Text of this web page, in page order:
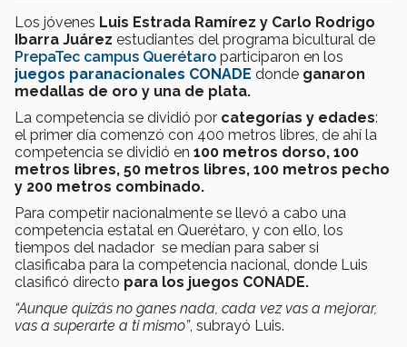
Los jóvenes Luis Estrada Ramírez y Carlo Rodrigo
Ibarra Juárez estudiantes del programa bicultural de
PrepaTec campus Querétaro participaron en los
juegos paranacionales CONADE donde ganaron
medallas de oro y una de plata.
La competencia se dividió por categorías y edades:
el primer día comenzó con 400 metros libres, de ahí la
competencia se dividió en 100 metros dorso, 100
metros libres, 50 metros libres, 100 metros pecho
y 200 metros combinado.
Para competir nacionalmente se llevó a cabo una
competencia estatal en Querétaro, y con ello, los
tiempos del nadador se medían para saber si
clasificaba para la competencia nacional, donde Luis
clasificó directo para los juegos CONADE.
“Aunque quizás no ganes nada, cada vez vas a mejorar,
vas a superarte a ti mismo”, subrayó Luis.